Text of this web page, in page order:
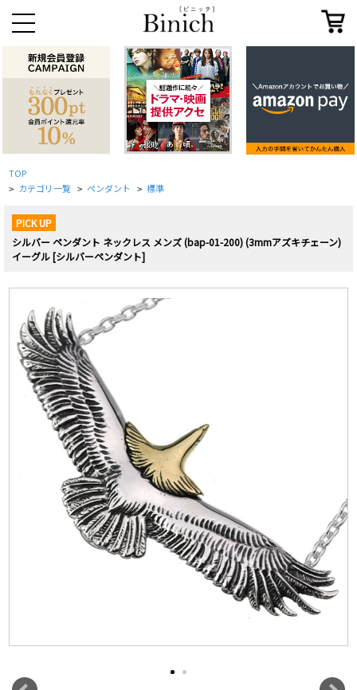
TOP
> カテゴリ一覧 > ペンダント > 標準
PICK UP
シルバー ペンダント ネックレス メンズ (bap-01-200) (3mmアズキチェーン)
イーグル [シルバーペンダント]